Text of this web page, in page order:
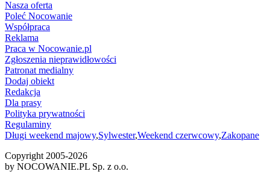
Nasza oferta
Poleć Nocowanie
Współpraca
Reklama
Praca w Nocowanie.pl
Zgłoszenia nieprawidłowości
Patronat medialny
Dodaj obiekt
Redakcja
Dla prasy
Polityka prywatności
Regulaminy
Długi weekend majowy,Sylwester,Weekend czerwcowy,Zakopane
Copyright 2005-2026
by NOCOWANIE.PL Sp. z o.o.